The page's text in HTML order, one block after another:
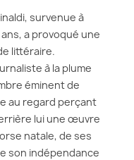
survenue à
ans, a provoqué une
littéraire.
à la plume
éminent de
au regard perçant
lui une œuvre
natale, de ses
son indépendance